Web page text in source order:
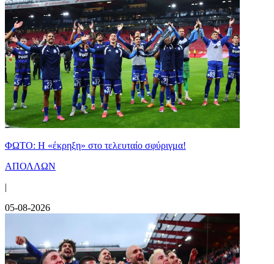
ΦΩΤΟ: Η «έκρηξη» στο τελευταίο σφύριγμα!
ΑΠΟΛΛΩΝ
|
05-08-2026